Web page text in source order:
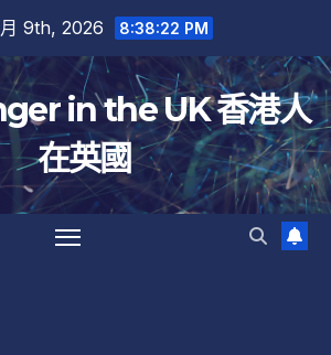
9th, 2026 8:38:23 PM
in the UK 香港人
在英國